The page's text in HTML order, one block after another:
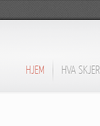
HJEM HVA SKJER